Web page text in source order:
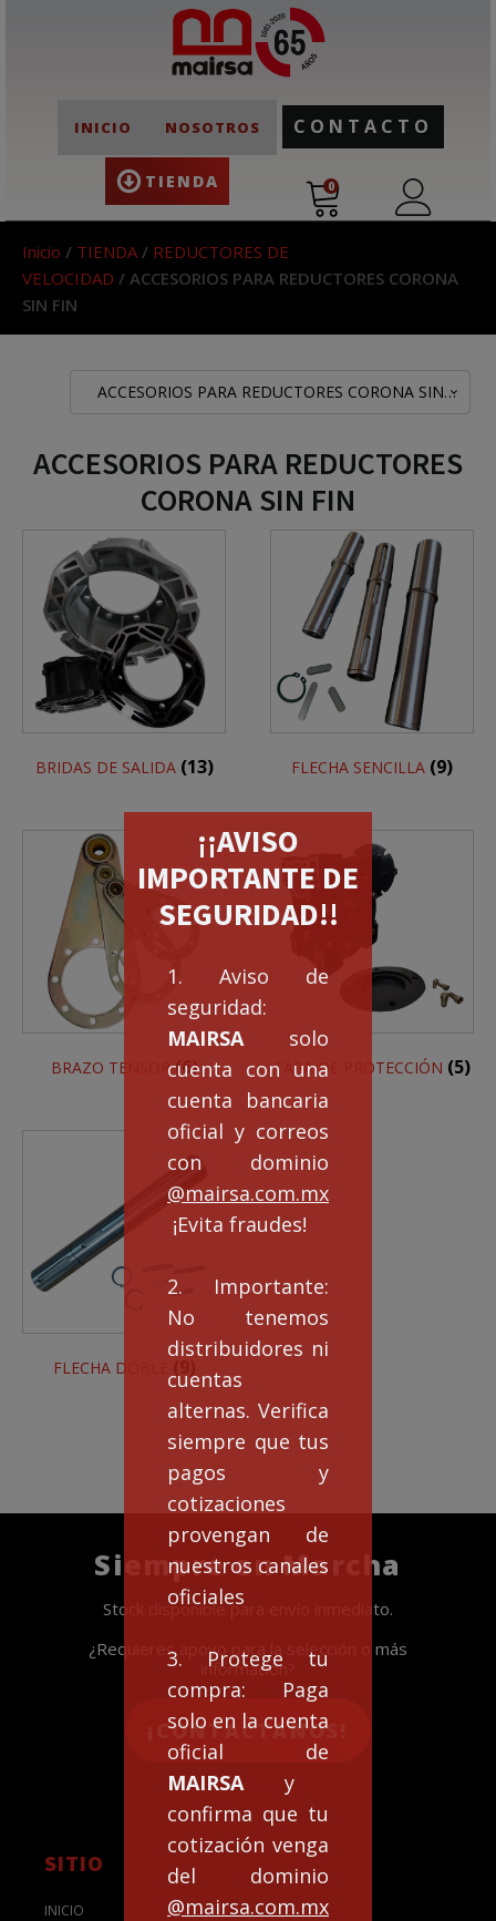
INICIO NOSOTROS
TIENDA
CONTACTO
0
¡¡AVISO
IMPORTANTE DE
SEGURIDAD!!
1. Aviso de
seguridad:
MAIRSAsolo
cuenta con una
cuenta bancaria
oficial y correos
con dominio
@mairsa.com.mx
¡Evita fraudes!
2. Importante:
No tenemos
distribuidores ni
cuentas
alternas. Verifica
siempre que tus
pagos y
cotizaciones
provengan de
nuestros canales
oficiales
3. Protege tu
compra: Paga
solo en la cuenta
oficial de
MAIRSA y
confirma que tu
cotización venga
del dominio
@mairsa.com.mx
Inicio / TIENDA / REDUCTORES DE
VELOCIDAD / ACCESORIOS PARA REDUCTORES CORONA
SIN FIN
ACCESORIOS PARA REDUCTORES CORONA SIN FIN
ACCESORIOS PARA REDUCTORES
CORONA SIN FIN
BRIDAS DE SALIDA (13) FLECHA SENCILLA (9)
BRAZO TENSOR(6) TAPA DE PROTECCIÓN (5)
FLECHA DOBLE
Siempre en Marcha
Stock disponible para envío inmediato.
¿Requieres apoyo para la selección o más
información?
¡CONTACTANOS!
SITIO
INICIO